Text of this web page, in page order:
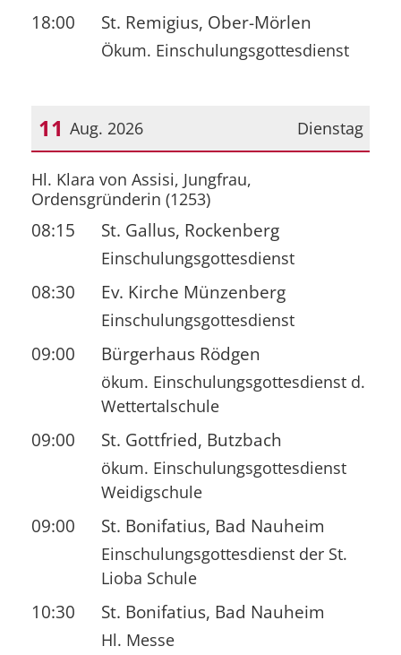
18:00 St. Remigius, Ober-Mörlen
Ökum. Einschulungsgottesdienst
Dienstag
11 Aug. 2026
Datum: 11. August 2026
Hl. Klara von Assisi, Jungfrau,
Ordensgründerin (1253)
08:15 St. Gallus, Rockenberg
Einschulungsgottesdienst
08:30 Ev. Kirche Münzenberg
Einschulungsgottesdienst
09:00 Bürgerhaus Rödgen
ökum. Einschulungsgottesdienst d.
Wettertalschule
09:00 St. Gottfried, Butzbach
ökum. Einschulungsgottesdienst
Weidigschule
09:00 St. Bonifatius, Bad Nauheim
Einschulungsgottesdienst der St.
Lioba Schule
10:30 St. Bonifatius, Bad Nauheim
Hl. Messe